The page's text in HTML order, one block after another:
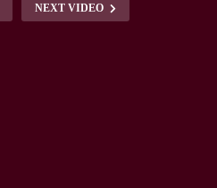
NEXT VIDEO